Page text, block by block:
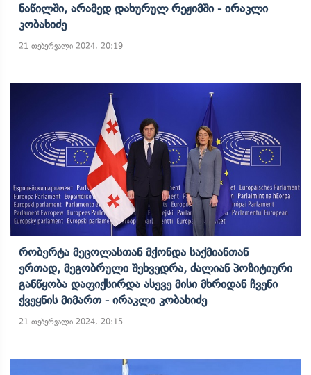
Ნაწილში, Არამედ Დახურულ Რეჟიმში - Ირაკლი
Კობახიძე
21 თებერვალი 2024, 20:19
Რობერტა Მეცოლასთან Მქონდა Საქმიანთან
Ერთად, Მეგობრული Შეხვედრა, Ძალიან Პოზიტიური
Განწყობა Დაფიქსირდა Ასევე Მისი Მხრიდან Ჩვენი
Ქვეყნის Მიმართ - Ირაკლი Კობახიძე
21 თებერვალი 2024, 20:15